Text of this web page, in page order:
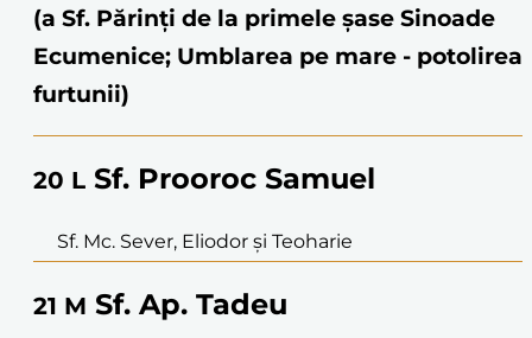
(a Sf. Părinți de la primele șase Sinoade
Ecumenice; Umblarea pe mare - potolirea
furtunii)
20 L Sf. Prooroc Samuel
Sf. Mc. Sever, Eliodor și Teoharie
21 M Sf. Ap. Tadeu